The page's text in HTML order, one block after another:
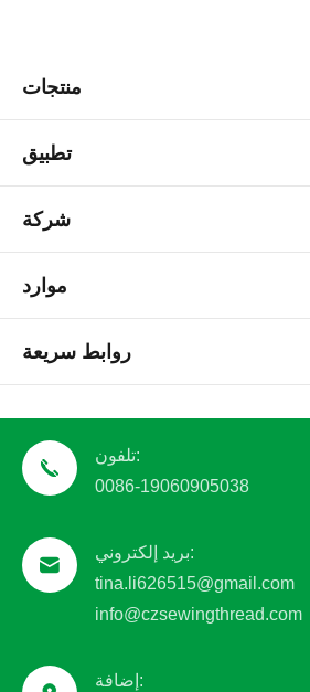
منتجات
تطبيق
شركة
موارد
روابط سريعة
تلفون:
0086-19060905038
بريد إلكتروني:
tina.li626515@gmail.com
info@czsewingthread.com
إضافة: